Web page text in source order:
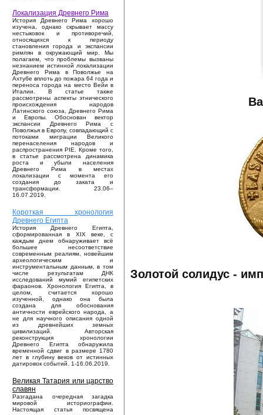
Локализация Древнего Рима
История Древнего Рима хорошо
изучена, однако скрывает массу
нестыковок и противоречий,
относящихся к периоду
становления города и экспансии
римлян в окружающий мир. Мы
полагаем, что проблемы вызваны
незнанием истинной локализации
Древнего Рима в Поволжье на
Ахтубе вплоть до пожара 64 года и
переноса города на место Вейи в
Италии. В статье также
рассмотрены аспекты этнического
происхождения народов
Латинского союза, Древнего Рима
и Европы. Обоснован вектор
экспансии Древнего Рима с
Поволжья в Европу, совпадающий с
потоками миграции Великого
перенаселения народов и
распространения PIE. Кроме того,
в статье рассмотрена динамика
роста и убыли населения
Древнего Рима в местах
локализации с момента его
создания до заката и
трансформации. 23.06–
16.07.2019.
Короткая хронология
Древнего Египта
История Древнего Египта,
сформированная в XIX веке, с
каждым днем обнаруживает всё
большее несоответствие
современным реалиям, новейшим
археологическим и
инструментальным данным, в том
числе результатам ДНК
исследований мумий египетских
фараонов. Хронология Египта, в
целом, считается хорошо
изученной, однако она была
создана для обоснования
античности еврейского народа, а
не для научного описания одной
из древнейших земных
цивилизаций. Авторская
реконструкция хронологии
Древнего Египта обнаружила
временной сдвиг в размере 1780
лет в глубину веков от истинных
датировок событий. 1-16.06.2019.
Великая Татария или царство
славян
Разгадана очередная загадка
мировой историографии.
Настоящая статья посвящена
Золотой солидус -